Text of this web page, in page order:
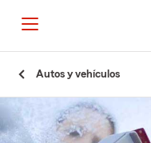
Autos y vehículos